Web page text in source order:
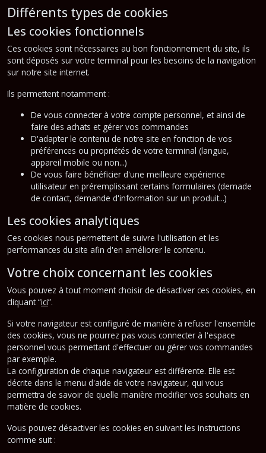
Différents types de cookies
Les cookies fonctionnels
Ces cookies sont nécessaires au bon fonctionnement du site, ils
sont déposés sur votre terminal pour les besoins de la navigation
sur notre site internet.
Ils permettent notamment :
De vous connecter à votre compte personnel, et ainsi de
faire des achats et gérer vos commandes
D'adapter le contenu de notre site en fonction de vos
préférences ou propriétés de votre terminal (langue,
appareil mobile ou non...)
De vous faire bénéficier d'une meilleure expérience
utilisateur en préremplissant certains formulaires (demade
de contact, demande d'information sur un produit...)
Les cookies analytiques
Ces cookies nous permettent de suivre l'utilisation et les
performances du site afin d'en améliorer le contenu.
Votre choix concernant les cookies
Vous pouvez à tout moment choisir de désactiver ces cookies, en
cliquant “ici”.
Si votre navigateur est configuré de manière à refuser l'ensemble
des cookies, vous ne pourrez pas vous connecter à l'espace
personnel vous permettant d'effectuer ou gérer vos commandes
par exemple.
La configuration de chaque navigateur est différente. Elle est
décrite dans le menu d'aide de votre navigateur, qui vous
permettra de savoir de quelle manière modifier vos souhaits en
matière de cookies.
Vous pouvez désactiver les cookies en suivant les instructions
comme suit :